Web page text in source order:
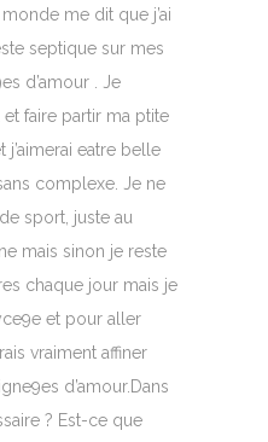
me dit que j’ai
septique sur mes
d’amour . Je
faire partir ma ptite
j’aimerai eatre belle
complexe. Je ne
sport, juste au
mais sinon je reste
chaque jour mais je
et pour aller
vraiment affiner
d’amour.Dans
? Est-ce que